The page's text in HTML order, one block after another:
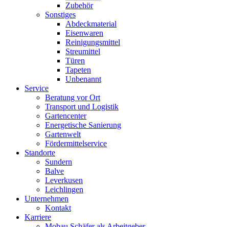
Zubehör
Sonstiges
Abdeckmaterial
Eisenwaren
Reinigungsmittel
Streumittel
Türen
Tapeten
Unbenannt
Service
Beratung vor Ort
Transport und Logistik
Gartencenter
Energetische Sanierung
Gartenwelt
Fördermittelservice
Standorte
Sundern
Balve
Leverkusen
Leichlingen
Unternehmen
Kontakt
Karriere